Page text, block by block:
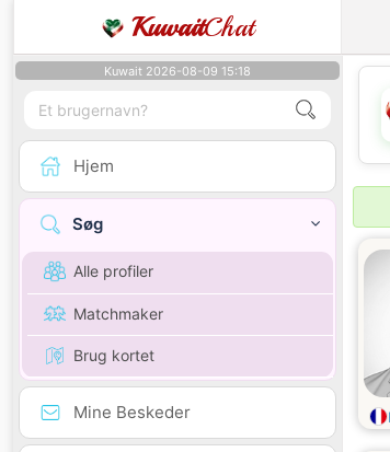
KuwaitChat
Kuwait 2026-08-09 15:18
Hjem
Søg
Alle profiler
Matchmaker
Brug kortet
Mine Beskeder